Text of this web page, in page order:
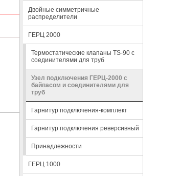
Двойные симметричные
распределители
ГЕРЦ 2000
Термостатические клапаны TS-90 с
соединителями для труб
Узел подключения ГЕРЦ-2000 с
байпасом и соединителями для
труб
Гарнитур подключения-комплект
Гарнитур подключения реверсивный
Принадлежности
ГЕРЦ 1000